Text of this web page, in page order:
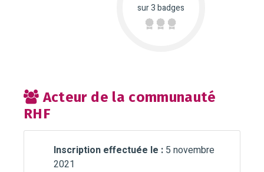
sur 3 badges
Acteur de la communauté
RHF
Inscription effectuée le : 5 novembre
2021